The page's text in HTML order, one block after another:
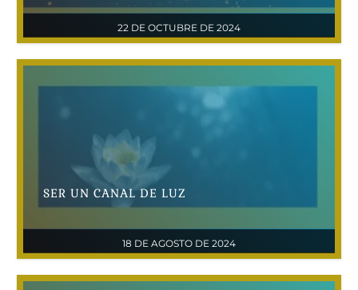
22 DE OCTUBRE DE 2024
18 DE AGOSTO DE 2024
SER UN CANAL DE LUZ